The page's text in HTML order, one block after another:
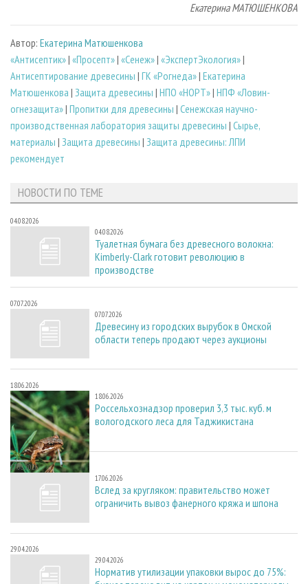
Екатерина МАТЮШЕНКОВА
Автор: Екатерина Матюшенкова
«Антисептик»| «Просепт»| «Сенеж»| «ЭкспертЭкология»|
Антисептирование древесины | ГК «Рогнеда»| Екатерина
Матюшенкова | Защита древесины | НПО «НОРТ»| НПФ «Ловин-
огнезащита»| Пропитки для древесины | Сенежская научно-
производственная лаборатория защиты древесины | Сырье,
материалы | Защита древесины | Защита древесины: ЛПИ
рекомендует
НОВОСТИ ПО ТЕМЕ
04.08.2026
04.08.2026
Туалетная бумага без древесного волокна:
Kimberly-Clark готовит революцию в
производстве
07.07.2026
07.07.2026
Древесину из городских вырубок в Омской
области теперь продают через аукционы
18.06.2026
18.06.2026
Россельхознадзор проверил 3,3 тыс. куб. м
вологодского леса для Таджикистана
17.06.2026
17.06.2026
Вслед за кругляком: правительство может
ограничить вывоз фанерного кряжа и шпона
29.04.2026
29.04.2026
Норматив утилизации упаковки вырос до 75%: